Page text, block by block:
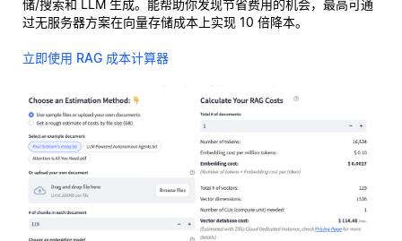
储/搜索和 LLM 生成。能帮助你发现节省费用的机会，最高可通
过无服务器方案在向量存储成本上实现 10 倍降本。
立即使用 RAG 成本计算器